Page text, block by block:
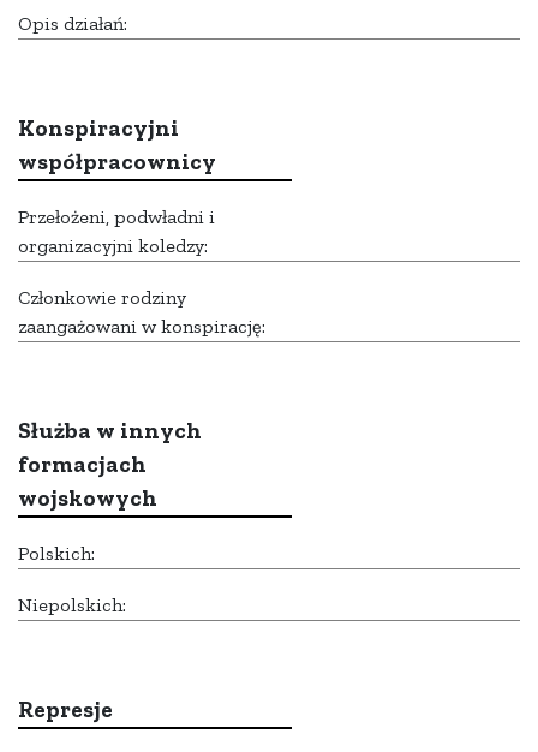
Opis działań:
Konspiracyjni
współpracownicy
Przełożeni, podwładni i
organizacyjni koledzy:
Członkowie rodziny
zaangażowani w konspirację:
Służba w innych
formacjach
wojskowych
Polskich:
Niepolskich:
Represje